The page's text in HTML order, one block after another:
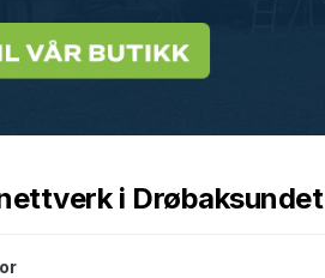
i Drøbaksundet